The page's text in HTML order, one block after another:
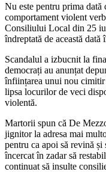
Nu este pentru prima
comportament violent
Consiliului Local din 25
îndreptată de această
Scandalul a izbucnit la
democrați au anunțat
înființarea unui nou
lipsa locurilor de veci
violentă.
Martorii spun că De
jignitor la adresa mai
pentru ca apoi să revină și
încercat în zadar să
continuat să insulte